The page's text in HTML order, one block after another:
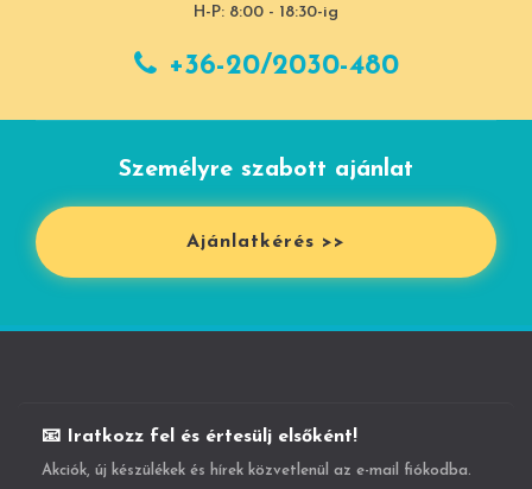
H-P: 8:00 - 18:30-ig
+36-20/2030-480
Személyre szabott ajánlat
Ajánlatkérés >>
📧 Iratkozz fel és értesülj elsőként!
Akciók, új készülékek és hírek közvetlenül az e-mail fiókodba.